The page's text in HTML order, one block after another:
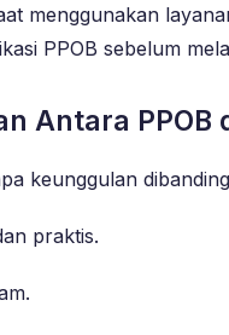
menggunakan
PPOB sebelum
Antara
keunggulan
praktis.